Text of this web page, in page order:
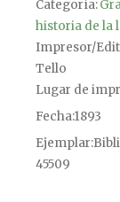
Categoría:
historia de la
Impresor/
Tello
Lugar de
Fecha1893
Ejemplar
45509